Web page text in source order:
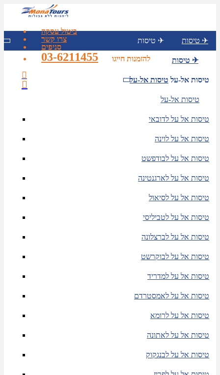
ביטול עסקה
צרו קשר
סניפים
להזמנות חייגו
03-6211455
טיסות ✈ טיסות ✈
טיסות ✈
טיסות אל-על טיסות אל-על
טיסות אל-על
טיסות אל על לדובאי
טיסות אל על לוינה
טיסות אל על לבודפשט
טיסות אל על לארגנטינה
טיסות אל על לסיאול
טיסות אל על לטביליסי
טיסות אל על לברצלונה
טיסות אל על לבוקרשט
טיסות אל על למדריד
טיסות אל על לאמסטרדם
טיסות אל על לרומא
טיסות אל על לאתונה
טיסות אל על לבנגקוק